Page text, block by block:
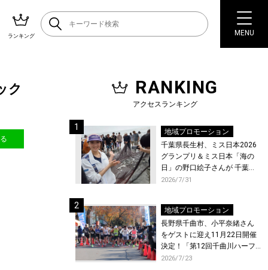
ランキング MENU
ク RANKING
アクセスランキング
地域プロモーション
千葉県長生村、ミス日本2026
グランプリ＆ミス日本「海の
日」の野口絵子さんが 千葉県
唯一の村・長生村で地引網を
2026/7/31
地域プロモーション
長野県千曲市、小平奈緒さん
をゲストに迎え11月22日開催
決定！「第12回千曲川ハーフ
マラソン」エントリー受付開
2026/7/23